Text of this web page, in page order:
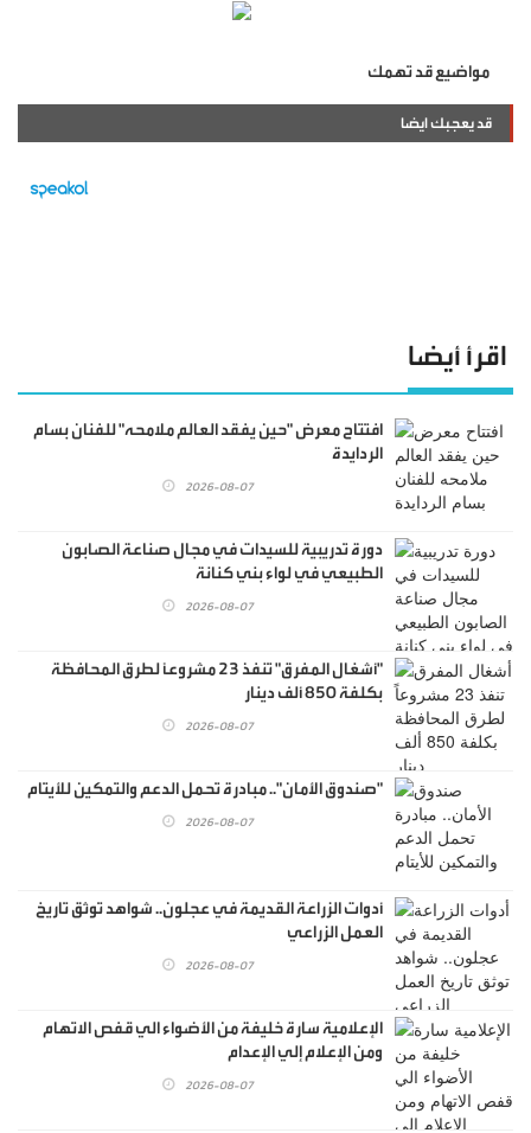
مواضيع قد تهمك
قد يعجبك ايضا
اقرأ أيضا
افتتاح معرض "حين يفقد العالم ملامحه" للفنان بسام
الردايدة
2026-08-07
دورة تدريبية للسيدات في مجال صناعة الصابون
الطبيعي في لواء بني كنانة
2026-08-07
"أشغال المفرق" تنفذ 23 مشروعاً لطرق المحافظة
بكلفة 850 ألف دينار
2026-08-07
"صندوق الأمان".. مبادرة تحمل الدعم والتمكين للأيتام
2026-08-07
أدوات الزراعة القديمة في عجلون.. شواهد توثق تاريخ
العمل الزراعي
2026-08-07
الإعلامية سارة خليفة من الأضواء الي قفص الاتهام
ومن الإعلام إلي الإعدام
2026-08-07